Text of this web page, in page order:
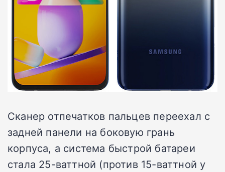
Сканер отпечатков пальцев переехал с
задней панели на боковую грань
корпуса, а система быстрой батареи
стала 25-ваттной (против 15-ваттной у